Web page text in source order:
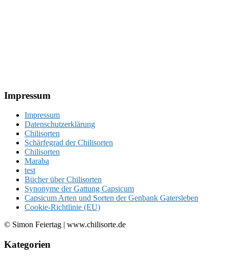
Footer
Impressum
Impressum
Datenschutzerklärung
Chilisorten
Schärfegrad der Chilisorten
Chilisorten
Maraba
test
Bücher über Chilisorten
Synonyme der Gattung Capsicum
Capsicum Arten und Sorten der Genbank Gatersleben
Cookie-Richtlinie (EU)
© Simon Feiertag | www.chilisorte.de
Kategorien